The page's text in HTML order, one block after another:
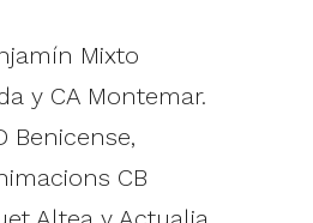
Mixto
y CA Montemar.
Benicense,
CB